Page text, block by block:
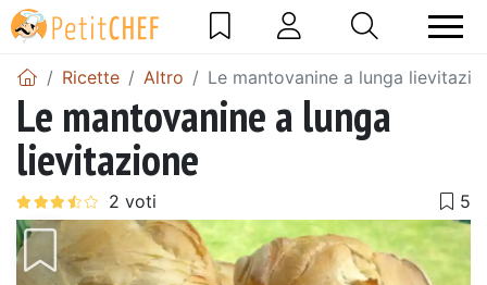
Ricette Altro Le mantovanine a lunga
Le mantovanine a lunga
lievitazione